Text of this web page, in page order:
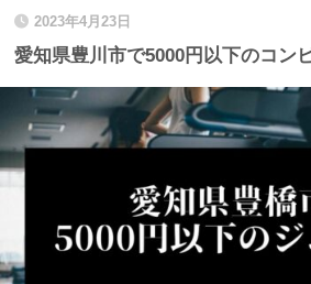
2023年4月23日
愛知県豊川市で5000円以下のコン